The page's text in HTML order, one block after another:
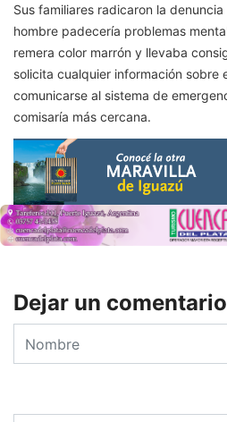
Sus familiares radicaron la
hombre padecería problemas
remera color marrón y llevaba
solicita cualquier información sobre
comunicarse al sistema de
comisaría más cercana.
Dejar un comentario